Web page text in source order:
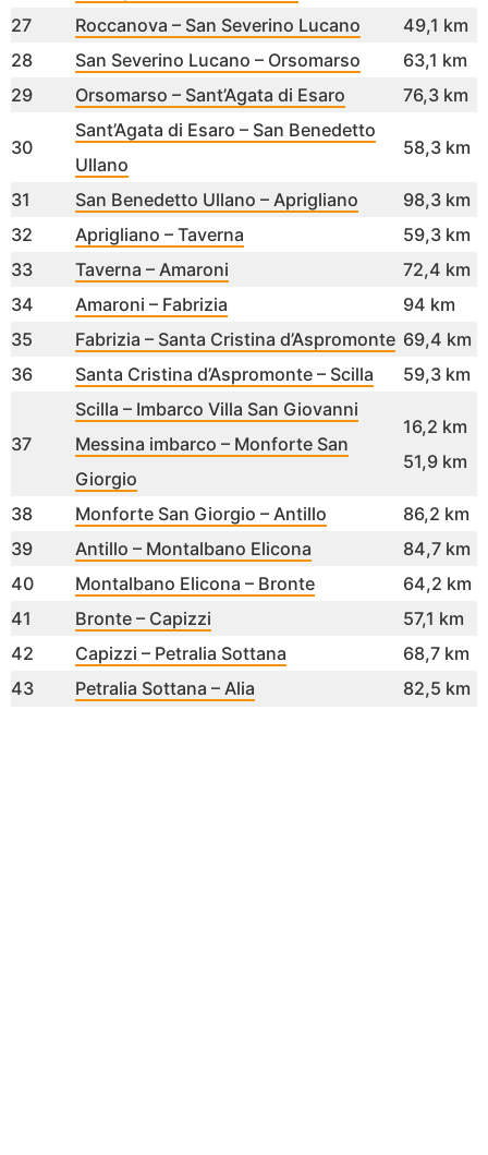
27
Roccanova – San Severino Lucano
49,1 km
28
San Severino Lucano – Orsomarso
63,1 km
29
Orsomarso – Sant’Agata di Esaro 76,3 km
30
Sant’Agata di Esaro – San Benedetto
Ullano
58,3 km
31 San Benedetto Ullano – Aprigliano
98,3 km
32
Aprigliano – Taverna
59,3 km
33
Taverna – Amaroni
72,4 km
34
Amaroni – Fabrizia
94 km
35
Fabrizia – Santa Cristina d’Aspromonte 69,4 km
36
Santa Cristina d’Aspromonte – Scilla 59,3 km
37
Scilla – Imbarco Villa San Giovanni
Messina imbarco – Monforte San
Giorgio
16,2 km
51,9 km
38 Monforte San Giorgio – Antillo
86,2 km
39
Antillo – Montalbano Elicona
84,7 km
40
Montalbano Elicona – Bronte
64,2 km
41
Bronte – Capizzi
57,1 km
42
Capizzi – Petralia Sottana
68,7 km
43
Petralia Sottana – Alia 82,5 km